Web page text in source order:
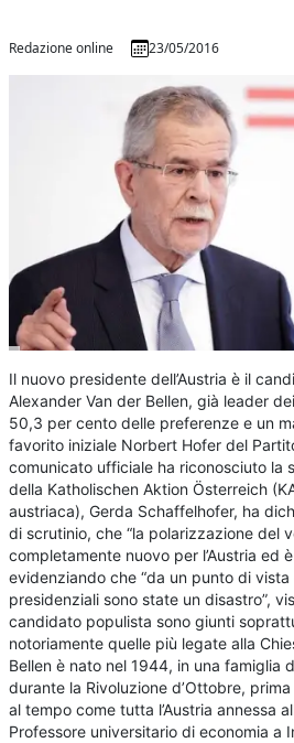
Redazione online 23/05/2016
Il nuovo presidente dell’Austria è il
Alexander Van der Bellen, già leader
50,3 per cento delle preferenze e un
favorito iniziale Norbert Hofer del
comunicato ufficiale ha riconosciuto la
della Katholischen Aktion Österreich
austriaca), Gerda Schaffelhofer, ha
di scrutinio, che “la polarizzazione del
completamente nuovo per l’Austria ed
evidenziando che “da un punto di
presidenziali sono state un disastro”,
candidato populista sono giunti
notoriamente quelle più legate alla
Bellen è nato nel 1944, in una famiglia
durante la Rivoluzione d’Ottobre,
al tempo come tutta l’Austria annessa
Professore universitario di economia a